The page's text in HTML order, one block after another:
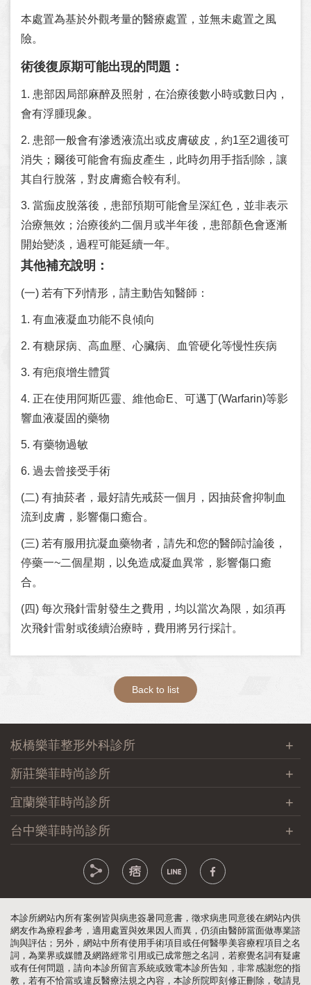
本處置為基於外觀考量的醫療處置，並無未處置之風
險。
術後復原期可能出現的問題：
1. 患部因局部麻醉及照射，在治療後數小時或數日內，
會有浮腫現象。
2. 患部一般會有滲透液流出或皮膚破皮，約1至2週後可
消失；爾後可能會有痂皮產生，此時勿用手指刮除，讓
其自行脫落，對皮膚癒合較有利。
3. 當痂皮脫落後，患部預期可能會呈深紅色，並非表示
治療無效；治療後約二個月或半年後，患部顏色會逐漸
開始變淡，過程可能延續一年。
其他補充說明：
(一) 若有下列情形，請主動告知醫師：
1. 有血液凝血功能不良傾向
2. 有糖尿病、高血壓、心臟病、血管硬化等慢性疾病
3. 有疤痕增生體質
4. 正在使用阿斯匹靈、維他命E、可邁丁(Warfarin)等影
響血液凝固的藥物
5. 有藥物過敏
6. 過去曾接受手術
(二) 有抽菸者，最好請先戒菸一個月，因抽菸會抑制血
流到皮膚，影響傷口癒合。
(三) 若有服用抗凝血藥物者，請先和您的醫師討論後，
停藥一~二個星期，以免造成凝血異常，影響傷口癒
合。
(四) 每次飛針雷射發生之費用，均以當次為限，如須再
次飛針雷射或後續治療時，費用將另行採計。
Back to list
板橋樂菲整形外科診所
新莊樂菲時尚診所
宜蘭樂菲時尚診所
台中樂菲時尚診所
本診所網站內所有案例皆與病患簽暑同意書，徵求病患同意後在網站內供
網友作為療程參考，適用處置與效果因人而異，仍須由醫師當面做專業諮
詢與評估；另外，網站中所有使用手術項目或任何醫學美容療程項目之名
詞，為業界或媒體及網路經常引用或已成常態之名詞，若察覺名詞有疑慮
或有任何問題，請向本診所留言系統或致電本診所告知，非常感謝您的指
教，若有不恰當或違反醫療法規之內容，本診所院即刻修正刪除，敬請見